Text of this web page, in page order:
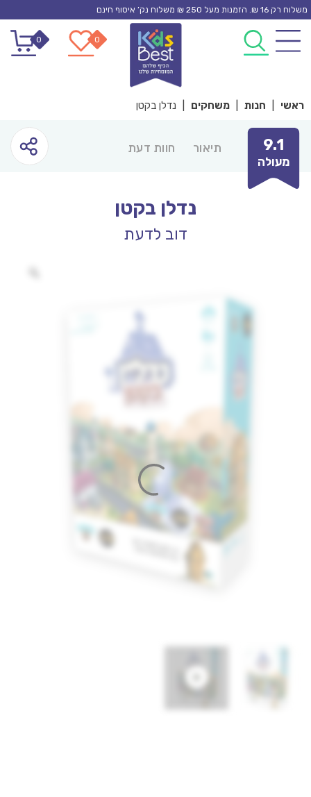
Skip
content
משלוח רק 16 ₪. הזמנות מעל 250 ₪ משלוח נק’ איסוף חינם
0
0
ראשי חנות משחקים נדלן בקטן
9.1
מעולה
תיאור חוות דעת
נדלן בקטן
דוב לדעת